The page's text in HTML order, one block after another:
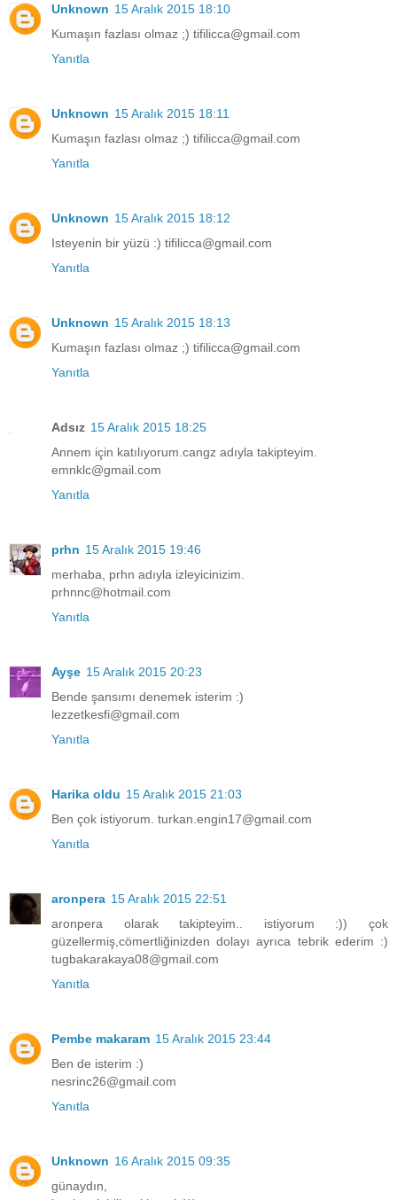
Unknown 15 Aralık 2015 18:10
Kumaşın fazlası olmaz ;) tifilicca@gmail.com
Yanıtla
Unknown 15 Aralık 2015 18:11
Kumaşın fazlası olmaz ;) tifilicca@gmail.com
Yanıtla
Unknown 15 Aralık 2015 18:12
Isteyenin bir yüzü :) tifilicca@gmail.com
Yanıtla
Unknown 15 Aralık 2015 18:13
Kumaşın fazlası olmaz ;) tifilicca@gmail.com
Yanıtla
Adsız 15 Aralık 2015 18:25
Annem için katılıyorum.cangz adıyla takipteyim.
emnklc@gmail.com
Yanıtla
prhn 15 Aralık 2015 19:46
merhaba, prhn adıyla izleyicinizim.
prhnnc@hotmail.com
Yanıtla
Ayşe 15 Aralık 2015 20:23
Bende şansımı denemek isterim :)
lezzetkesfi@gmail.com
Yanıtla
Harika oldu 15 Aralık 2015 21:03
Ben çok istiyorum. turkan.engin17@gmail.com
Yanıtla
aronpera 15 Aralık 2015 22:51
aronpera olarak takipteyim.. istiyorum :)) çok
güzellermiş,cömertliğinizden dolayı ayrıca tebrik ederim :)
tugbakarakaya08@gmail.com
Yanıtla
Pembe makaram 15 Aralık 2015 23:44
Ben de isterim :)
nesrinc26@gmail.com
Yanıtla
Unknown 16 Aralık 2015 09:35
günaydın,